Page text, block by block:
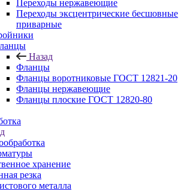
Переходы нержавеющие
Переходы эксцентрические бесшовные
приварные
Назад
Фланцы
Фланцы воротниковые ГОСТ 12821-20
Фланцы нержавеющие
Фланцы плоские ГОСТ 12820-80
хранение
резка
металла